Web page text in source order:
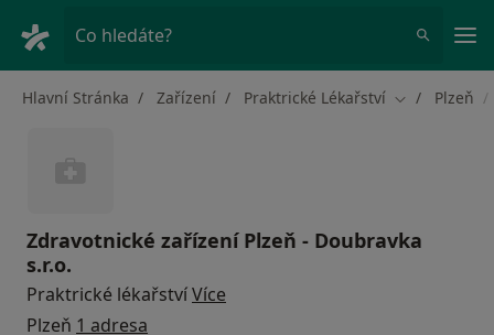
Co hledáte?
Hlavní Stránka Zařízení Praktrické Lékařství Změna města
Plzeň
Zdravotnické zařízení Plzeň - Doubravka
s.r.o.
Praktrické lékařstvíVíce
Plzeň 1 adresa